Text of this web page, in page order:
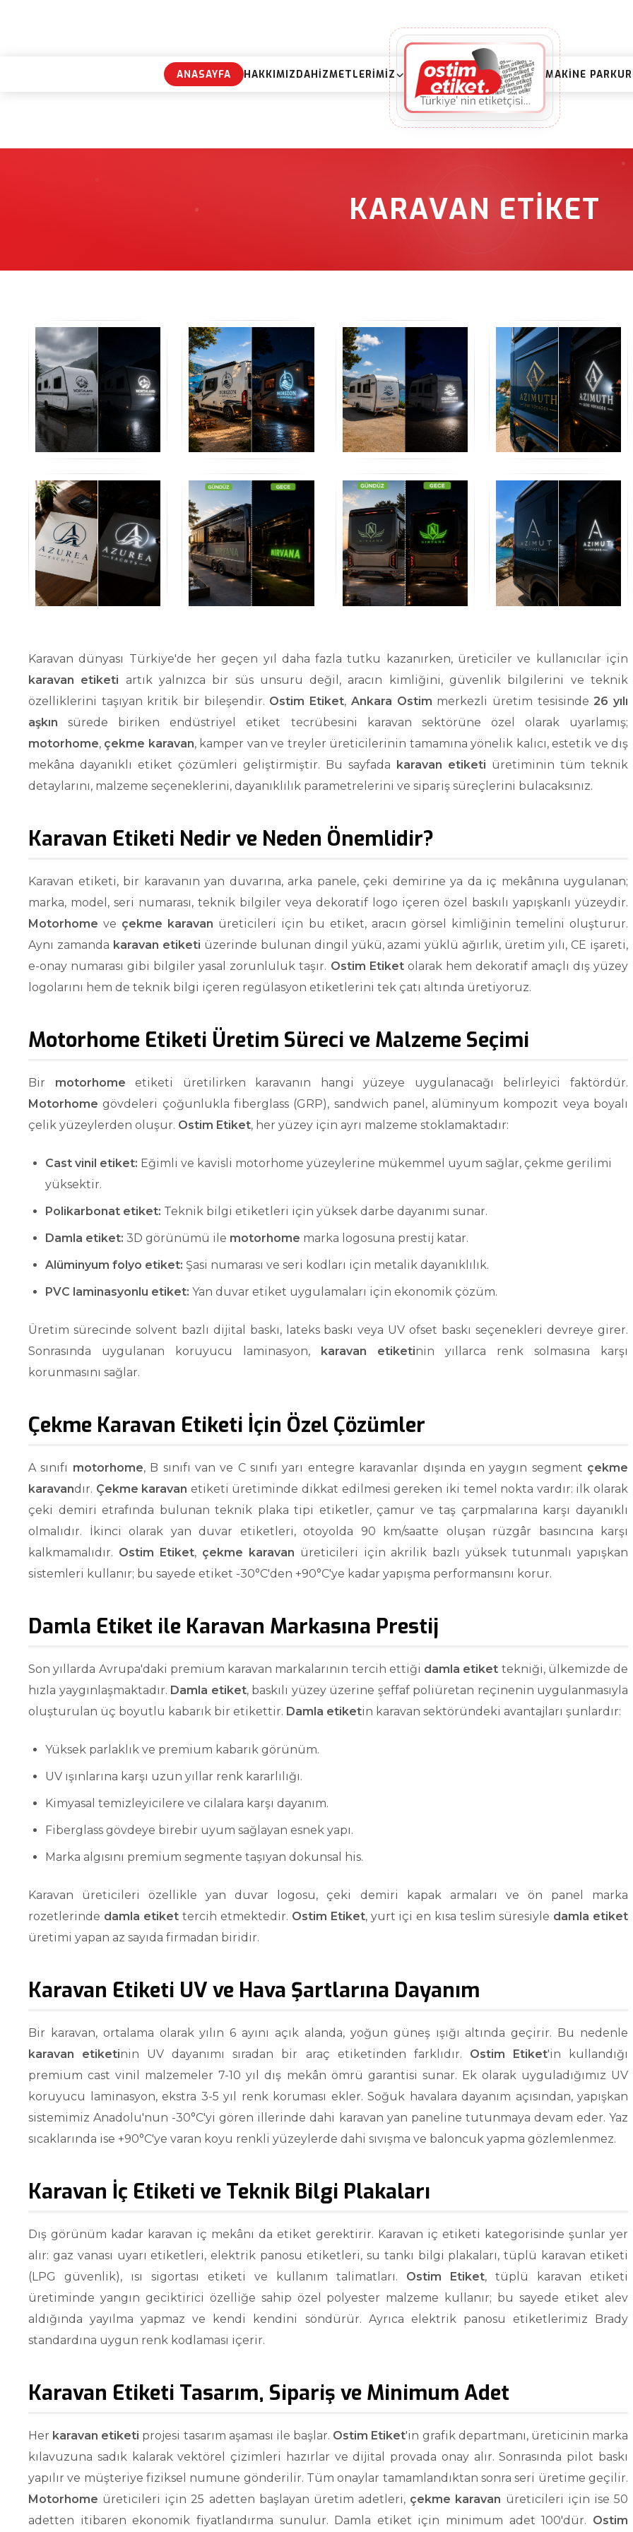
ANASAYFA HAKKIMIZDAHIZMETLERIMIZ MAKINE
KARAVAN ETIKET
Karavan dünyası Türkiye'de her geçen yıl daha fazla tutku kazanırken, üreticiler ve kullanıcılar için
karavan etiketi artık yalnızca bir süs unsuru değil, aracın kimliğini, güvenlik bilgilerini ve teknik
özelliklerini taşıyan kritik bir bileşendir. Ostim Etiket, Ankara Ostim merkezli üretim tesisinde26 yılı
aşkın sürede biriken endüstriyel etiket tecrübesini karavan sektörüne özel olarak uyarlamış;
motorhome, çekme karavan, kamper van ve treyler üreticilerinin tamamına yönelik kalıcı, estetik ve dış
mekâna dayanıklı etiket çözümleri geliştirmiştir. Bu sayfada karavan etiketi üretiminin tüm teknik
detaylarını, malzeme seçeneklerini, dayanıklılık parametrelerini ve sipariş süreçlerini bulacaksınız.
Karavan Etiketi Nedir ve Neden Önemlidir?
Karavan etiketi, bir karavanın yan duvarına, arka panele, çeki demirine ya da iç mekânına uygulanan;
marka, model, seri numarası, teknik bilgiler veya dekoratif logo içeren özel baskılı yapışkanlı yüzeydir.
Motorhome ve çekme karavan üreticileri için bu etiket, aracın görsel kimliğinin temelini oluşturur.
Aynı zamanda karavan etiketi üzerinde bulunan dingil yükü, azami yüklü ağırlık, üretim yılı, CE işareti,
e-onay numarası gibi bilgiler yasal zorunluluk taşır. Ostim Etiketolarak hem dekoratif amaçlı dış yüzey
logolarını hem de teknik bilgi içeren regülasyon etiketlerini tek çatı altında üretiyoruz.
Motorhome Etiketi Üretim Süreci ve Malzeme Seçimi
Bir motorhome etiketi üretilirken karavanın hangi yüzeye uygulanacağı belirleyici faktördür.
Motorhome gövdeleri çoğunlukla fiberglass (GRP), sandwich panel, alüminyum kompozit veya boyalı
çelik yüzeylerden oluşur. Ostim Etiket, her yüzey için ayrı malzeme stoklamaktadır:
Cast vinil etiket: Eğimli ve kavisli motorhome yüzeylerine mükemmel uyum sağlar, çekme gerilimi
yüksektir.
Polikarbonat etiket: Teknik bilgi etiketleri için yüksek darbe dayanımı sunar.
Damla etiket: 3D görünümü ile motorhome marka logosuna prestij katar.
Alüminyum folyo etiket: Şasi numarası ve seri kodları için metalik dayanıklılık.
PVC laminasyonlu etiket: Yan duvar etiket uygulamaları için ekonomik çözüm.
Üretim sürecinde solvent bazlı dijital baskı, lateks baskı veya UV ofset baskı seçenekleri devreye girer.
Sonrasında uygulanan koruyucu laminasyon, karavan etiketinin yıllarca renk solmasına karşı
korunmasını sağlar.
Çekme Karavan Etiketi İçin Özel Çözümler
A sınıfı motorhome, B sınıfı van ve C sınıfı yarı entegre karavanlar dışında en yaygın segment çekme
karavandır. Çekme karavan etiketi üretiminde dikkat edilmesi gereken iki temel nokta vardır: ilk olarak
çeki demiri etrafında bulunan teknik plaka tipi etiketler, çamur ve taş çarpmalarına karşı dayanıklı
olmalıdır. İkinci olarak yan duvar etiketleri, otoyolda 90 km/saatte oluşan rüzgâr basıncına karşı
kalkmamalıdır. Ostim Etiket, çekme karavan üreticileri için akrilik bazlı yüksek tutunmalı yapışkan
sistemleri kullanır; bu sayede etiket -30°C'den +90°C'ye kadar yapışma performansını korur.
Damla Etiket ile Karavan Markasına Prestij
Son yıllarda Avrupa'daki premium karavan markalarının tercih ettiği damla etiket tekniği, ülkemizde de
hızla yaygınlaşmaktadır. Damla etiket, baskılı yüzey üzerine şeffaf poliüretan reçinenin uygulanmasıyla
oluşturulan üç boyutlu kabarık bir etikettir. Damla etiketin karavan sektöründeki avantajları şunlardır:
Yüksek parlaklık ve premium kabarık görünüm.
UV ışınlarına karşı uzun yıllar renk kararlılığı.
Kimyasal temizleyicilere ve cilalara karşı dayanım.
Fiberglass gövdeye birebir uyum sağlayan esnek yapı.
Marka algısını premium segmente taşıyan dokunsal his.
Karavan üreticileri özellikle yan duvar logosu, çeki demiri kapak armaları ve ön panel marka
rozetlerinde damla etikettercih etmektedir. Ostim Etiket, yurt içi en kısa teslim süresiyle damla etiket
üretimi yapan az sayıda firmadan biridir.
Karavan Etiketi UV ve Hava Şartlarına Dayanım
Bir karavan, ortalama olarak yılın 6 ayını açık alanda, yoğun güneş ışığı altında geçirir. Bu nedenle
karavan etiketinin UV dayanımı sıradan bir araç etiketinden farklıdır. Ostim Etiket'in kullandığı
premium cast vinil malzemeler 7-10 yıl dış mekân ömrü garantisi sunar. Ek olarak uyguladığımız UV
koruyucu laminasyon, ekstra 3-5 yıl renk koruması ekler. Soğuk havalara dayanım açısından, yapışkan
sistemimiz Anadolu'nun -30°C'yi gören illerinde dahi karavan yan paneline tutunmaya devam eder. Yaz
sıcaklarında ise +90°C'ye varan koyu renkli yüzeylerde dahi sıvışma ve baloncuk yapma gözlemlenmez.
Karavan İç Etiketi ve Teknik Bilgi Plakaları
Dış görünüm kadar karavan iç mekânı da etiket gerektirir. Karavan iç etiketi kategorisinde şunlar yer
alır: gaz vanası uyarı etiketleri, elektrik panosu etiketleri, su tankı bilgi plakaları, tüplü karavan etiketi
(LPG güvenlik), ısı sigortası etiketi ve kullanım talimatları. Ostim Etiket, tüplü karavan etiketi
üretiminde yangın geciktirici özelliğe sahip özel polyester malzeme kullanır; bu sayede etiket alev
aldığında yayılma yapmaz ve kendi kendini söndürür. Ayrıca elektrik panosu etiketlerimiz Brady
standardına uygun renk kodlaması içerir.
Karavan Etiketi Tasarım, Sipariş ve Minimum Adet
Her karavan etiketi projesi tasarım aşaması ile başlar. Ostim Etiket'in grafik departmanı, üreticinin marka
kılavuzuna sadık kalarak vektörel çizimleri hazırlar ve dijital provada onay alır. Sonrasında pilot baskı
yapılır ve müşteriye fiziksel numune gönderilir. Tüm onaylar tamamlandıktan sonra seri üretime geçilir.
Motorhome üreticileri için 25 adetten başlayan üretim adetleri, çekme karavan üreticileri için ise 50
adetten itibaren ekonomik fiyatlandırma sunulur. Damla etiket için minimum adet 100'dür. Ostim